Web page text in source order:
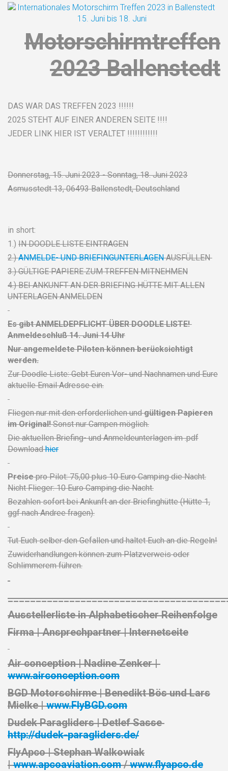
Motorschirmtreffen
2023 Ballenstedt
DAS WAR DAS TREFFEN 2023 !!!!!!
2025 STEHT AUF EINER ANDEREN SEITE !!!!
JEDER LINK HIER IST VERALTET !!!!!!!!!!!!
Donnerstag, 15. Juni 2023 - Sonntag, 18. Juni 2023
Asmusstedt 13, 06493 Ballenstedt, Deutschland
in short:
1.) IN DOODLE LISTE EINTRAGEN
2.)ANMELDE- UND BRIEFINGUNTERLAGENAUSFÜLLEN
3.) GÜLTIGE PAPIERE ZUM TREFFEN MITNEHMEN
4.) BEI ANKUNFT AN DER BRIEFING HÜTTE MIT ALLEN
UNTERLAGEN ANMELDEN
Es gibt ANMELDEPFLICHT ÜBER DOODLE LISTE!
Anmeldeschluß 14. Juni 14 Uhr
Nur angemeldete Piloten können berücksichtigt
werden.
Zur Doodle Liste: Gebt Euren Vor- und Nachnamen und Eure
aktuelle Email Adresse ein.
Fliegen nur mit den erforderlichen undgültigen Papieren
im Original!Sonst nur Campen möglich.
Die aktuellen Briefing- und Anmeldeunterlagen im .pdf
Downloadhier
Preisepro Pilot: 75,00 plus 10 Euro Camping die Nacht.
Nicht Flieger: 10 Euro Camping die Nacht.
Bezahlen sofort bei Ankunft an der Briefinghütte (Hütte 1,
ggf nach Andree fragen).
Tut Euch selber den Gefallen und haltet Euch an die Regeln!
Zuwiderhandlungen können zum Platzverweis oder
Schlimmerem führen.
Ausstellerliste in Alphabetischer Reihenfolge
Firma | Ansprechpartner | Internetseite
Air conception| Nadine Zenker |
www.airconception.com
BGD Motorschirme| Benedikt Bös und Lars
Mielke |www.FlyBGD.com
Dudek Paragliders| Detlef Sasse
http://dudek-paragliders.de/
FlyApco |Stephan Walkowiak
|www.apcoaviation.com/www.flyapco.de